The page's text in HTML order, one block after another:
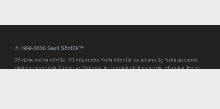
© 1999-2026 Sesli Sözlük™
20 dilde online sözlük. 20 milyondan fazla sözcük ve anlamı üç farklı aksanda
dinleme seçeneği. Cümle ve Videolar ile zenginleştirilmiş içerik. Etimoloji, Eş ve